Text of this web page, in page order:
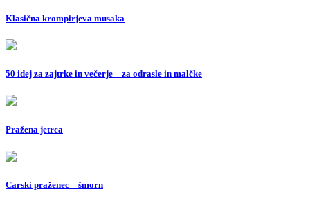
Klasična krompirjeva musaka
50 idej za zajtrke in večerje – za odrasle in malčke
Pražena jetrca
Carski praženec – šmorn